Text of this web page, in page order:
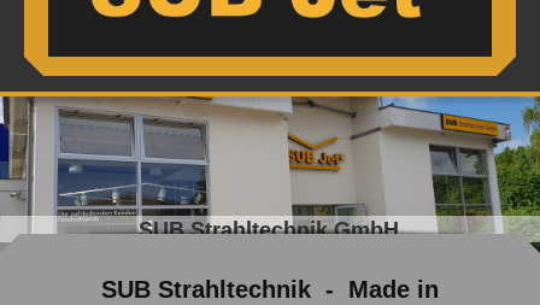
SUB Strahltechnik GmbH
SUB Strahltechnik - Made in